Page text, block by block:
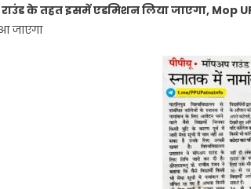
के तहत इसमें एडमिशन लिया जाएगा, Mop
जाएगा